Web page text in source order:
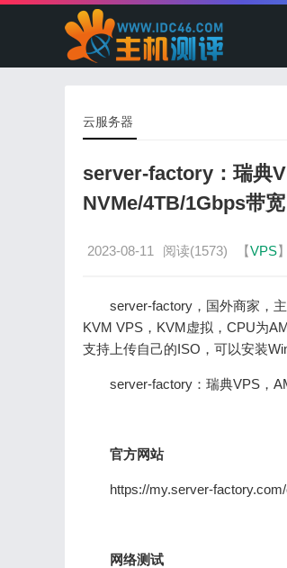
云服务器
server-factory：瑞典
NVMe/4TB/1Gbps带
2023-08-11 阅读(1573) 【VPS】
server-factory，国外商家，
KVM VPS，KVM虚拟，CPU为
支持上传自己的ISO，可以安装
server-factory：瑞典VPS，
官方网站
https://my.server-
网络测试